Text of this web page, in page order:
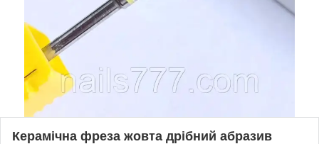
Керамічна фреза жовта дрібний абразив